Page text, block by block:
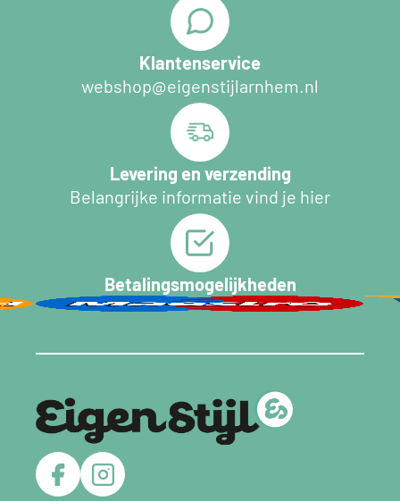
Klantenservice
webshop@eigenstijlarnhem.nl
Levering en verzending
Belangrijke informatie vind je hier
Betalingsmogelijkheden